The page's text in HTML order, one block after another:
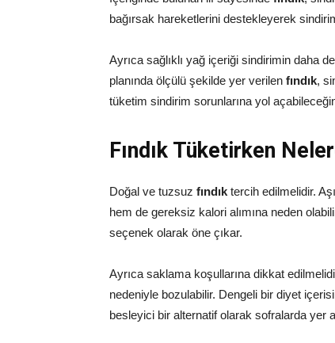
bağırsak hareketlerini destekleyerek
Ayrıca sağlıklı yağ içeriği sindirimin daha
planında ölçülü şekilde yer verilen fındık,
tüketim sindirim sorunlarına yol
Fındık Tüketirken
Doğal ve tuzsuz fındık tercih edilmelidir.
hem de gereksiz kalori alımına neden
seçenek olarak öne çıkar.
Ayrıca saklama koşullarına dikkat
nedeniyle bozulabilir. Dengeli bir diyet
besleyici bir alternatif olarak sofralarda yer